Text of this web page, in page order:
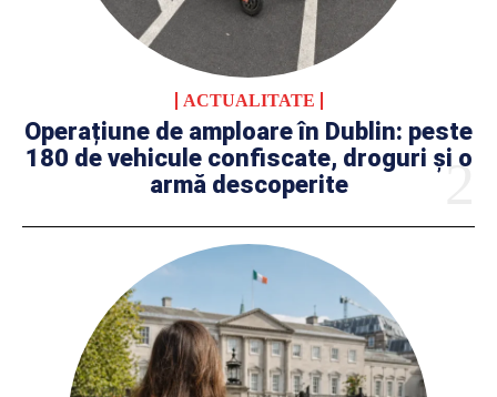
ACTUALITATE
Operațiune de amploare în Dublin: peste
180 de vehicule confiscate, droguri și o
armă descoperite